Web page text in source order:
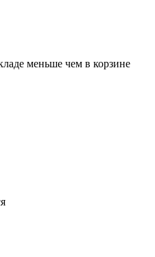
меньше чем в корзине